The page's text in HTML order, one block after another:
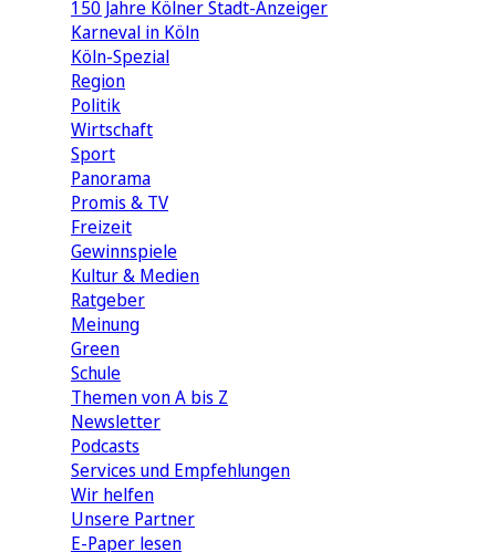
150 Jahre Kölner Stadt-Anzeiger
Karneval in Köln
Köln-Spezial
Region
Politik
Wirtschaft
Sport
Panorama
Promis & TV
Freizeit
Gewinnspiele
Kultur & Medien
Ratgeber
Meinung
Green
Schule
Themen von A bis Z
Newsletter
Podcasts
Services und Empfehlungen
Wir helfen
Unsere Partner
E-Paper lesen